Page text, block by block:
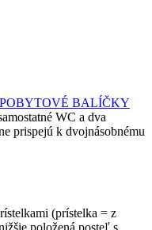
BALÍČKY
WC a dva
prispejú k dvojnásobnému
(prístelka = z
položená posteľ s